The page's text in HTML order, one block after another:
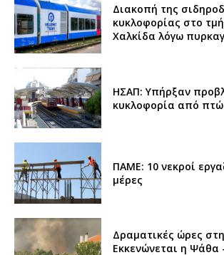
Διακοπή της
κυκλοφορίας στο
Χαλκίδα λόγω
ΗΣΑΠ: Υπήρξαν
κυκλοφορία από
ΠΑΜΕ: 10 νεκροί
μέρες
Δραματικές ώρες
Εκκενώνεται η Ψάθα